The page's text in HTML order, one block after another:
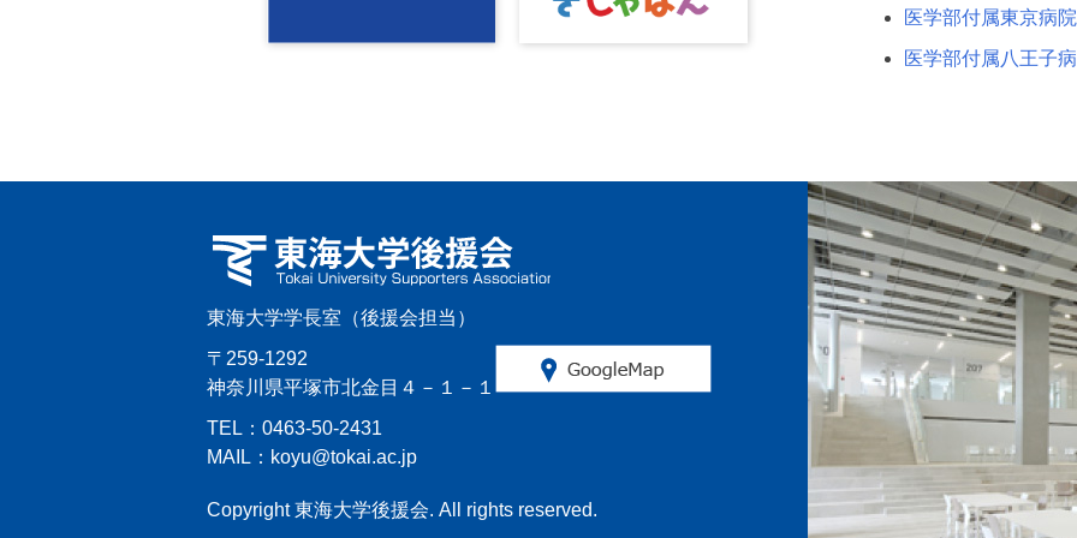
医学部付属東京病院
医学部付属八王子
東海大学学長室（後援会担当）
〒259-1292
神奈川県平塚市北金目４－１－１
TEL：0463-50-2431
MAIL：koyu@tokai.ac.jp
Copyright 東海大学後援会. All rights reserved.